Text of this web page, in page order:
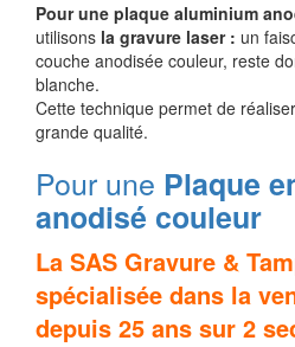
Pour une plaque aluminium
utilisons la gravure laser : un
couche anodisée couleur, reste
blanche.
Cette technique permet de
grande qualité.
Pour une Plaque
anodisé couleur
La SAS Gravure &
spécialisée dans la
depuis 25 ans sur 2